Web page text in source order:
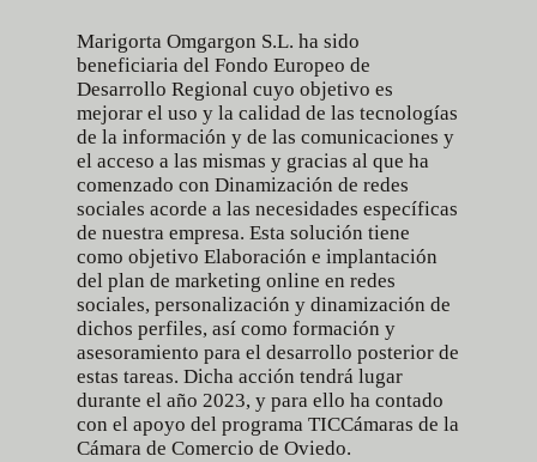
Marigorta Omgargon S.L. ha sido
beneficiaria del Fondo Europeo de
Desarrollo Regional cuyo objetivo es
mejorar el uso y la calidad de las tecnologías
de la información y de las comunicaciones y
el acceso a las mismas y gracias al que ha
comenzado con Dinamización de redes
sociales acorde a las necesidades específicas
de nuestra empresa. Esta solución tiene
como objetivo Elaboración e implantación
del plan de marketing online en redes
sociales, personalización y dinamización de
dichos perfiles, así como formación y
asesoramiento para el desarrollo posterior de
estas tareas. Dicha acción tendrá lugar
durante el año 2023, y para ello ha contado
con el apoyo del programa TICCámaras de la
Cámara de Comercio de Oviedo.